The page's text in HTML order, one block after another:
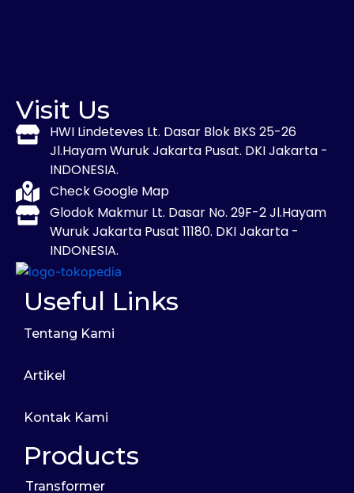
Visit Us
HWI Lindeteves Lt. Dasar Blok BKS 25-26
Jl.Hayam Wuruk Jakarta Pusat. DKI Jakarta -
INDONESIA.
Check Google Map
Glodok Makmur Lt. Dasar No. 29F-2 Jl.Hayam
Wuruk Jakarta Pusat 11180. DKI Jakarta -
INDONESIA.
Useful Links
Tentang Kami
Artikel
Kontak Kami
Products
Transformer